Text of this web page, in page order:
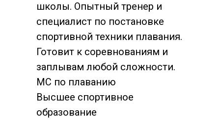
школы. Опытный тренер и
специалист по постановке
спортивной техники плавания.
Готовит к соревнованиям и
заплывам любой сложности.
МС по плаванию
Высшее спортивное
образование